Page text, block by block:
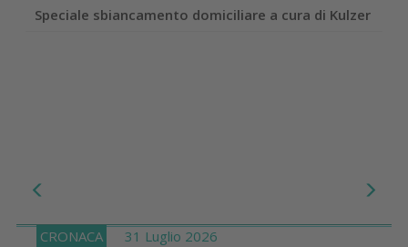
Speciale sbiancamento domiciliare a cura di Kulzer
CRONACA 31 Luglio 2026